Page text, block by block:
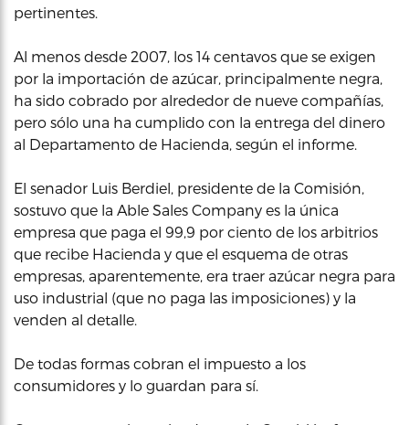
pertinentes.
Al menos desde 2007, los 14 centavos que se exigen
por la importación de azúcar, principalmente negra,
ha sido cobrado por alrededor de nueve compañías,
pero sólo una ha cumplido con la entrega del dinero
al Departamento de Hacienda, según el informe.
El senador Luis Berdiel, presidente de la Comisión,
sostuvo que la Able Sales Company es la única
empresa que paga el 99,9 por ciento de los arbitrios
que recibe Hacienda y que el esquema de otras
empresas, aparentemente, era traer azúcar negra para
uso industrial (que no paga las imposiciones) y la
venden al detalle.
De todas formas cobran el impuesto a los
consumidores y lo guardan para sí.